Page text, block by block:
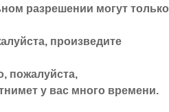
разрешении могут только
произведите
пожалуйста,
у вас много времени.